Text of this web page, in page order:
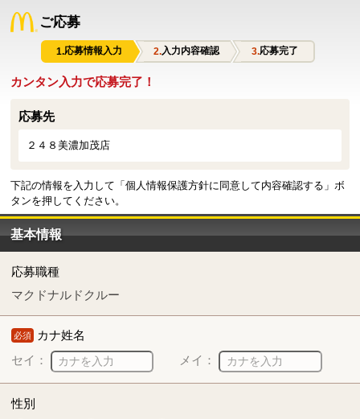
ご応募
応募情報入力 入力内容確認 応募完了
カンタン入力で応募完了！
応募先
２４８美濃加茂店
下記の情報を入力して「個人情報保護方針に同意して内容確認する」ボ
タンを押してください。
基本情報
応募職種
マクドナルドクルー
必須 カナ姓名
セイ：
メイ：
性別